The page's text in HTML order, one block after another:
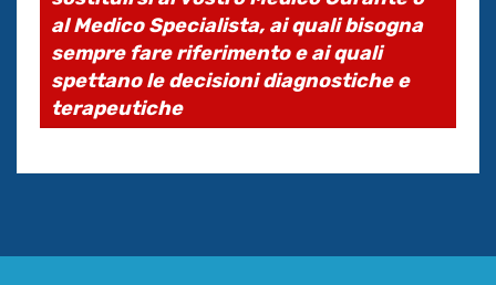
al Medico Specialista, ai quali bisogna
sempre fare riferimento e ai quali
spettano le decisioni diagnostiche e
terapeutiche